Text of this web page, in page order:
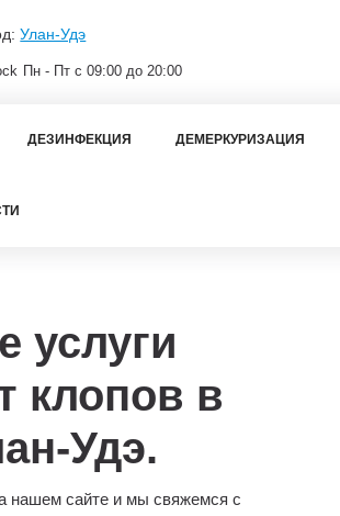
Улан-Удэ
Пн - Пт с 09:00 до 20:00
ДЕЗИНФЕКЦИЯ ДЕМЕРКУРИЗАЦИЯ
услуги
клопов в
Удэ.
нашем сайте и мы свяжемся с